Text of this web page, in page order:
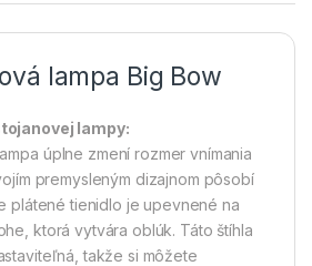
lampa Big Bow
lampy:
úplne zmení rozmer vnímania
premysleným dizajnom pôsobí
plátené tienidlo je upevnené na
ktorá vytvára oblúk. Táto štíhla
takže si môžete